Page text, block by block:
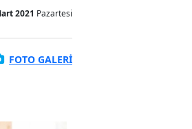
2021 Pazartesi
FOTO GALERİ